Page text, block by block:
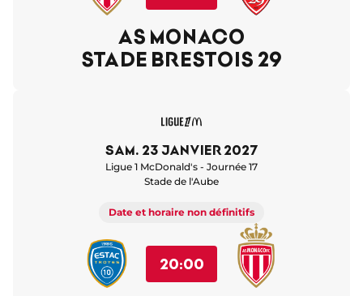
AS MONACO
STADE BRESTOIS 29
sam. 23 janvier 2027
Ligue 1 McDonald's - Journée 17
Stade de l'Aube
Date et horaire non définitifs
20:00